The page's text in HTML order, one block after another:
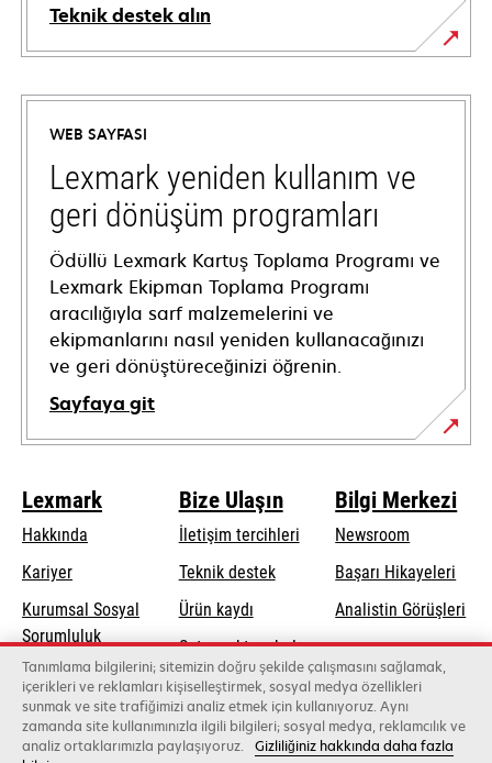
Teknik destek alın
opens
in
new
tab
WEB SAYFASI
Lexmark yeniden kullanım ve
geri dönüşüm programları
Ödüllü Lexmark Kartuş Toplama Programı ve
Lexmark Ekipman Toplama Programı
aracılığıyla sarf malzemelerini ve
ekipmanlarını nasıl yeniden kullanacağınızı
ve geri dönüştüreceğinizi öğrenin.
Sayfaya git
Lexmark
Hakkında
Kariyer
Kurumsal Sosyal
Sorumlulukopens
in
a
new
tab
Sürdürülebilirlik
Bize Ulaşın
İletişim tercihleri
Teknik destekopens
new
tab
Ürün kaydı
Satış noktası bul
Toptancıların
listesi
Bilgi Merkezi
Newsroom
Başarı Hikayeleri
Analistin Görüşleri
Tanımlama bilgilerini; sitemizin doğru şekilde çalışmasını sağlamak,
içerikleri ve reklamları kişiselleştirmek, sosyal medya özellikleri
sunmak ve site trafiğimizi analiz etmek için kullanıyoruz. Aynı
zamanda site kullanımınızla ilgili bilgileri; sosyal medya, reklamcılık ve
analiz ortaklarımızla paylaşıyoruz. Gizliliğiniz hakkında daha fazla